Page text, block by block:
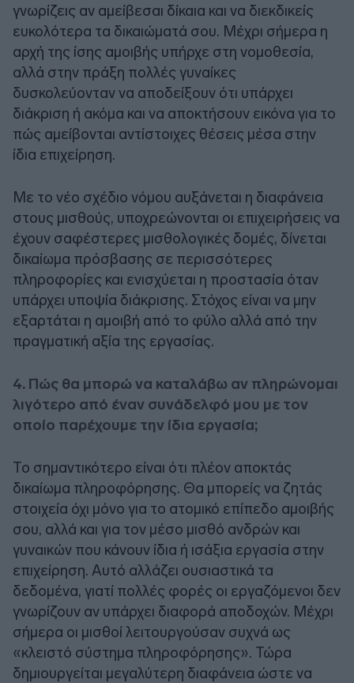
γνωρίζεις αν αμείβεσαι δίκαια και να διεκδικείς
ευκολότερα τα δικαιώματά σου. Μέχρι σήμερα η
αρχή της ίσης αμοιβής υπήρχε στη νομοθεσία,
αλλά στην πράξη πολλές γυναίκες
δυσκολεύονταν να αποδείξουν ότι υπάρχει
διάκριση ή ακόμα και να αποκτήσουν εικόνα για το
πώς αμείβονται αντίστοιχες θέσεις μέσα στην
ίδια επιχείρηση.
Με το νέο σχέδιο νόμου αυξάνεται η διαφάνεια
στους μισθούς, υποχρεώνονται οι επιχειρήσεις να
έχουν σαφέστερες μισθολογικές δομές, δίνεται
δικαίωμα πρόσβασης σε περισσότερες
πληροφορίες και ενισχύεται η προστασία όταν
υπάρχει υποψία διάκρισης. Στόχος είναι να μην
εξαρτάται η αμοιβή από το φύλο αλλά από την
πραγματική αξία της εργασίας.
4. Πώς θα μπορώ να καταλάβω αν πληρώνομαι
λιγότερο από έναν συνάδελφό μου με τον
οποίο παρέχουμε την ίδια εργασία;
Το σημαντικότερο είναι ότι πλέον αποκτάς
δικαίωμα πληροφόρησης. Θα μπορείς να ζητάς
στοιχεία όχι μόνο για το ατομικό επίπεδο αμοιβής
σου, αλλά και για τον μέσο μισθό ανδρών και
γυναικών που κάνουν ίδια ή ισάξια εργασία στην
επιχείρηση. Αυτό αλλάζει ουσιαστικά τα
δεδομένα, γιατί πολλές φορές οι εργαζόμενοι δεν
γνωρίζουν αν υπάρχει διαφορά αποδοχών. Μέχρι
σήμερα οι μισθοί λειτουργούσαν συχνά ως
«κλειστό σύστημα πληροφόρησης». Τώρα
δημιουργείται μεγαλύτερη διαφάνεια ώστε να